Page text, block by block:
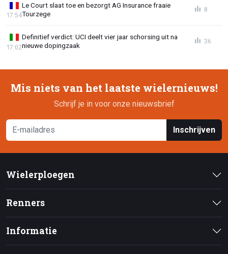
Le Court slaat toe en bezorgt AG Insurance fraaie
Tourzege
17:54
8
Definitief verdict: UCI deelt vier jaar schorsing uit na
nieuwe dopingzaak
17:02
36
Mis niets van het laatste wielernieuws!
Schrijf je in voor onze nieuwsbrief
Inschrijven
Wielerploegen
Renners
Informatie